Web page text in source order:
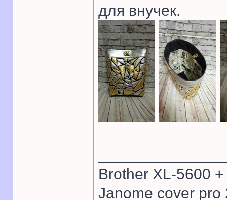
для внучек.
Brother XL-5600
Janome cover pro